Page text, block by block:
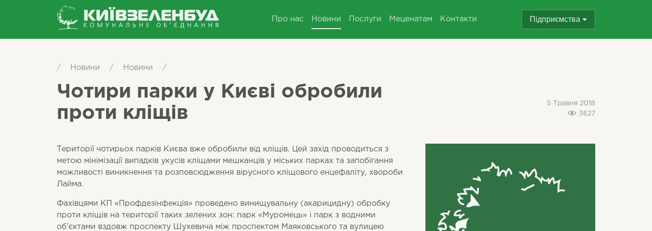
Про нас Новини Послуги Меценатам Контакти Підприємства
/ Новини / Новини /
Чотири парки у Києві обробили
проти кліщів
5 Травня 2018
3627
Території чотирьох парків Києва вже обробили від кліщів. Цей захід проводиться з
метою мінімізації випадків укусів кліщами мешканців у міських парках та запобігання
можливості виникнення та розповсюдження вірусного кліщового енцефаліту, хвороби
Лайма.
Фахівцями КП «Профдезінфекція» проведено винищувальну (акарицидну) обробку
проти кліщів на території таких зелених зон: парк «Муромець» і парк з водними
об’єктами вздовж проспекту Шухевича між проспектом Маяковського та вулицею